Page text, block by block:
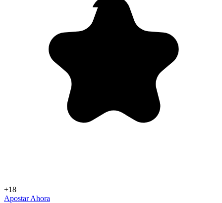
+18
Apostar Ahora